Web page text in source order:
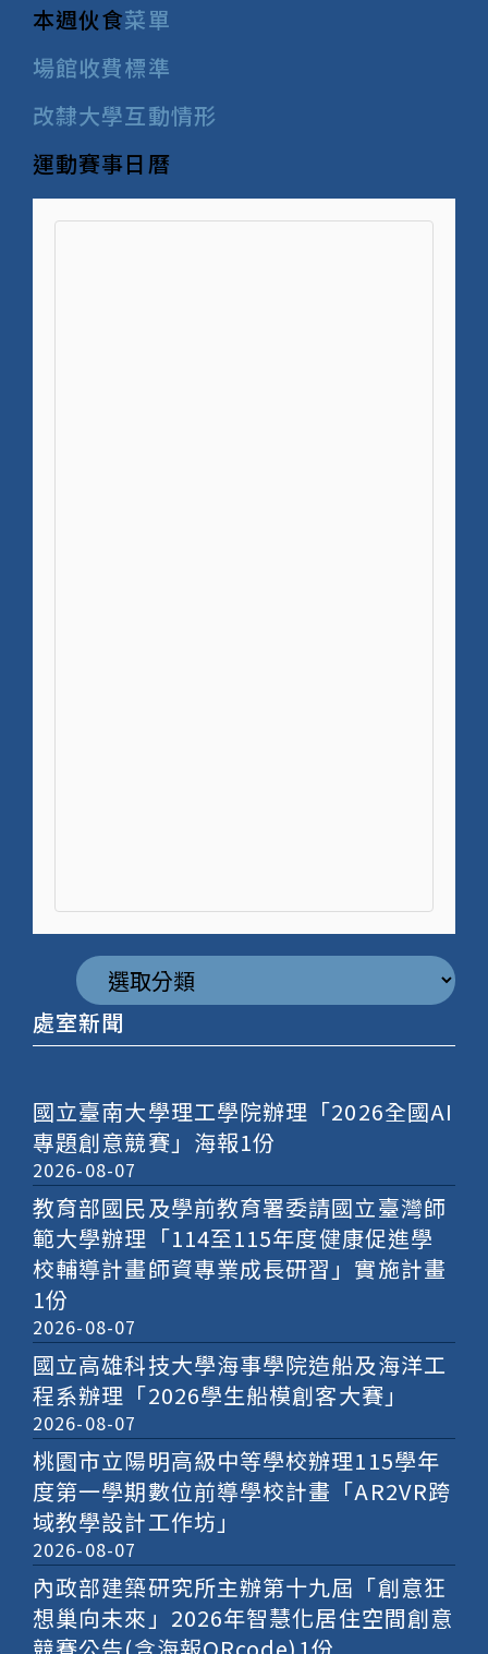
本週伙食菜單
場館收費標準
改隸大學互動情形
運動賽事日曆
分
類
處室新聞
a
c
k
l
i
n
k
國立臺南大學理工學院辦理「2026全國AI
專題創意競賽」海報1份
2026-08-07
教育部國民及學前教育署委請國立臺灣師
範大學辦理「114至115年度健康促進學
校輔導計畫師資專業成長研習」實施計畫
1份
2026-08-07
國立高雄科技大學海事學院造船及海洋工
程系辦理「2026學生船模創客大賽」
2026-08-07
桃園市立陽明高級中等學校辦理115學年
度第一學期數位前導學校計畫「AR2VR跨
域教學設計工作坊」
2026-08-07
內政部建築研究所主辦第十九屆「創意狂
想巢向未來」2026年智慧化居住空間創意
競賽公告(含海報QRcode)1份